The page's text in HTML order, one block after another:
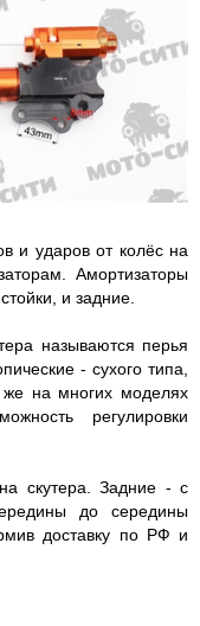
и ударов от колёс на
Амортизаторы
и задние.
называются перья
- сухого типа,
же на многих моделях
регулировки
скутера. Задние - с
до середины
доставку по РФ и